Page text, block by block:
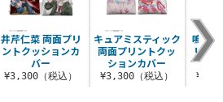
井芹仁菜 両面プリ
ントクッションカ
バー
¥3,300（税込）
キュアミスティック
両面プリントクッ
ションカバー
¥3,300（税込）
鳴瀬
リン